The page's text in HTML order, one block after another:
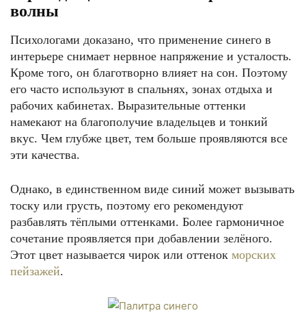
волны
Психологами доказано, что применение синего в
интерьере снимает нервное напряжение и усталость.
Кроме того, он благотворно влияет на сон. Поэтому
его часто используют в спальнях, зонах отдыха и
рабочих кабинетах. Выразительные оттенки
намекают на благополучие владельцев и тонкий
вкус. Чем глубже цвет, тем больше проявляются все
эти качества.
Однако, в единственном виде синий может вызывать
тоску или грусть, поэтому его рекомендуют
разбавлять тёплыми оттенками. Более гармоничное
сочетание проявляется при добавлении зелёного.
Этот цвет называется чирок или оттенок морских
пейзажей.